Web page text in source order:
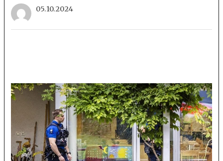
05.10.2024